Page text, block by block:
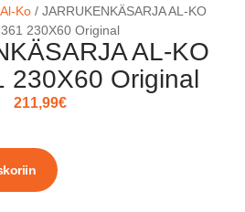
Al-Ko/ JARRUKENKÄSARJA AL-KO
230X60 Original
AL-KO
230X60 Original
211,99€